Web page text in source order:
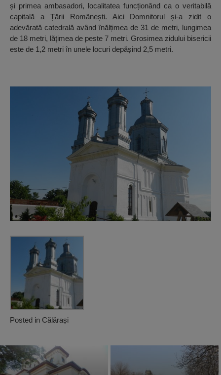
și primea ambasadori, localitatea funcționând ca o veritabilă
capitală a Țării Românești. Aici Domnitorul și-a zidit o
adevărată catedrală având înălțimea de 31 de metri, lungimea
de 18 metri, lățimea de peste 7 metri. Grosimea zidului bisericii
este de 1,2 metri în unele locuri depășind 2,5 metri.
Posted in Călărași